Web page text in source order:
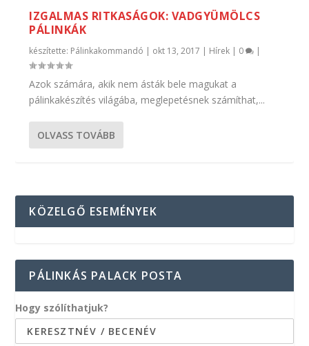
IZGALMAS RITKASÁGOK: VADGYÜMÖLCS
PÁLINKÁK
készítette: Pálinkakommandó | okt 13, 2017 | Hírek | 0 |
Azok számára, akik nem ásták bele magukat a
pálinkakészítés világába, meglepetésnek számíthat,...
OLVASS TOVÁBB
KÖZELGŐ ESEMÉNYEK
PÁLINKÁS PALACK POSTA
Hogy szólíthatjuk?